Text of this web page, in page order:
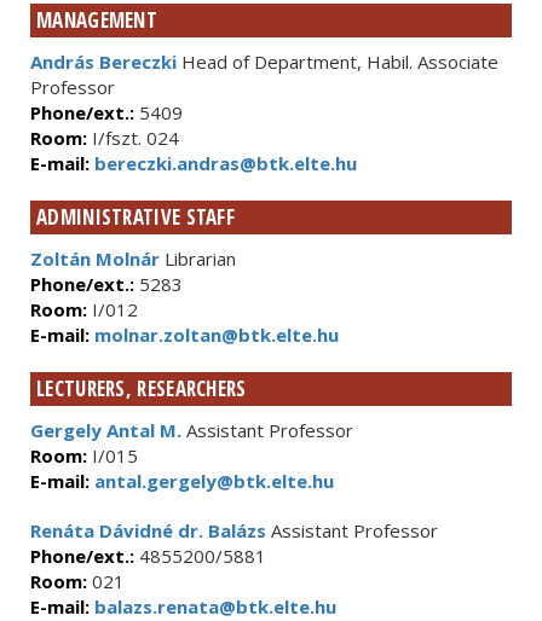
MANAGEMENT
András Bereczki Head of Department, Habil. Associate
Professor
Phone/ext.: 5409
Room: I/fszt. 024
E-mail: bereczki.andras@btk.elte.hu
ADMINISTRATIVE STAFF
Zoltán Molnár Librarian
Phone/ext.: 5283
Room: I/012
E-mail: molnar.zoltan@btk.elte.hu
LECTURERS, RESEARCHERS
Gergely Antal M. Assistant Professor
Room: I/015
E-mail: antal.gergely@btk.elte.hu
Renáta Dávidné dr. Balázs Assistant Professor
Phone/ext.: 4855200/5881
Room: 021
E-mail: balazs.renata@btk.elte.hu